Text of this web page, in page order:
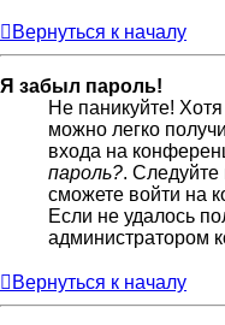
Вернуться к началу
Я забыл пароль!
Не паникуйте!
можно легко
входа на
пароль?. Следуйте
сможете войти на
Если не удалось
администратором
Вернуться к началу